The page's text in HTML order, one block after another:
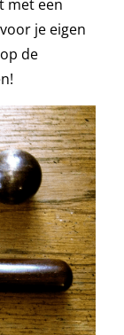
met een
je eigen
de